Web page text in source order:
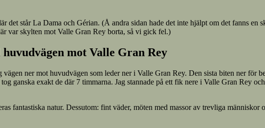
det står La Dama och Gérian. (Å andra sidan hade det inte hjälpt om det fanns en
var skylten mot Valle Gran Rey borta, så vi gick fel.)
mot Valle Gran Rey
ner mot huvudvägen som leder ner i Valle Gran Rey. Den sista biten ner för
ganska exakt de där 7 timmarna. Jag stannade på ett fik nere i Valle Gran Rey
fantastiska natur. Dessutom: fint väder, möten med massor av trevliga människor